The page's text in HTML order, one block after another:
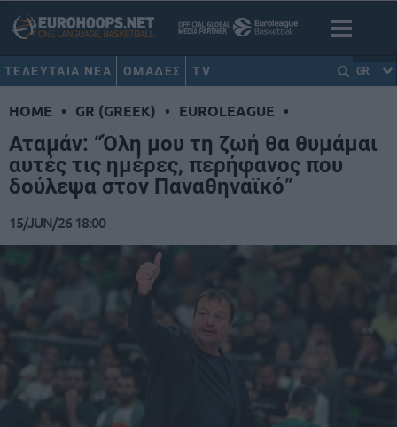
ΤΕΛΕΥΤΑΙΑ ΝΕΑ ΟΜΑΔΕΣ TV GR
HOME • GR (GREEK) • EUROLEAGUE •
Αταμάν: “Όλη μου τη ζωή θα θυμάμαι
αυτές τις ημέρες, περήφανος που
δούλεψα στον Παναθηναϊκό”
15/JUN/26 18:00